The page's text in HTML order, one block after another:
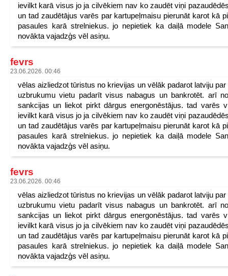
ievilkt karā visus jo ja cilvēkiem nav ko zaudēt viņi
un tad zaudētājus varēs par kartupeļmaisu pierunāt karot kā
pasaules karā strelniekus. jo nepietiek ka daiļā modele
novākta vajadzģs vēl asiņu.
fevrs
23.06.2026. 00:46
vēlas aizliedzot tūristus no krievijas un vēlāk padarot latviju par
uzbrukumu vietu padarīt visus nabagus un bankrotēt. arī
sankcijas un liekot pirkt dārgus energonēstājus. tad varēs
ievilkt karā visus jo ja cilvēkiem nav ko zaudēt viņi
un tad zaudētājus varēs par kartupeļmaisu pierunāt karot kā
pasaules karā strelniekus. jo nepietiek ka daiļā modele
novākta vajadzģs vēl asiņu.
fevrs
23.06.2026. 00:46
vēlas aizliedzot tūristus no krievijas un vēlāk padarot latviju par
uzbrukumu vietu padarīt visus nabagus un bankrotēt. arī
sankcijas un liekot pirkt dārgus energonēstājus. tad varēs
ievilkt karā visus jo ja cilvēkiem nav ko zaudēt viņi
un tad zaudētājus varēs par kartupeļmaisu pierunāt karot kā
pasaules karā strelniekus. jo nepietiek ka daiļā modele
novākta vajadzģs vēl asiņu.